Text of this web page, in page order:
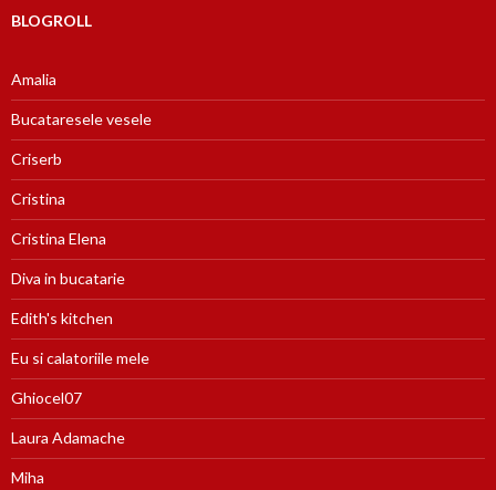
BLOGROLL
Amalia
Bucataresele vesele
Criserb
Cristina
Cristina Elena
Diva in bucatarie
Edith's kitchen
Eu si calatoriile mele
Ghiocel07
Laura Adamache
Miha